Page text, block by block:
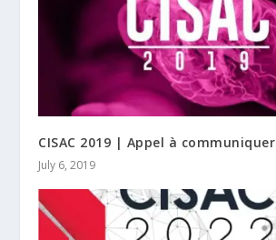
CISAC 2019 | Appel à communiquer
July 6, 2019